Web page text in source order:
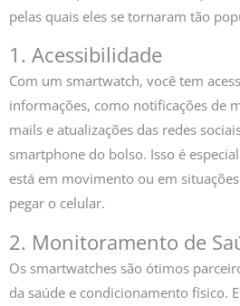
pelas quais eles se tornaram tão
1. Acessibilidade
Com um smartwatch, você tem
informações, como notificações de
mails e atualizações das redes
smartphone do bolso. Isso é
está em movimento ou em
pegar o celular.
2. Monitoramento de
Os smartwatches são ótimos
da saúde e condicionamento físico.